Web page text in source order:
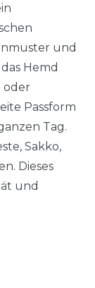
und
Hemd
oder
Passform
Tag.
Sakko,
Dieses
und